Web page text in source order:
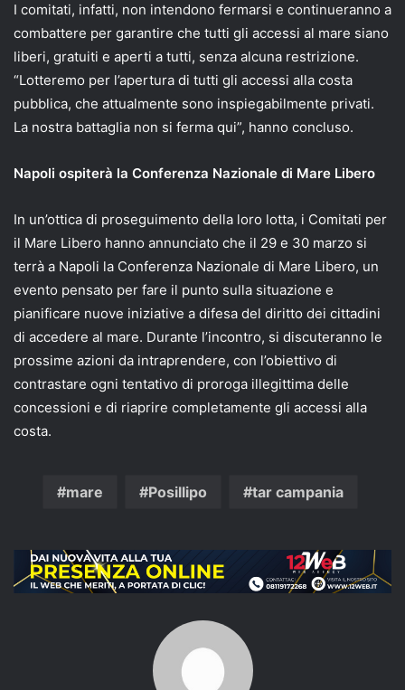
I comitati, infatti, non intendono fermarsi e continueranno a
combattere per garantire che tutti gli accessi al mare siano
liberi, gratuiti e aperti a tutti, senza alcuna restrizione.
“Lotteremo per l’apertura di tutti gli accessi alla costa
pubblica, che attualmente sono inspiegabilmente privati.
La nostra battaglia non si ferma qui”, hanno concluso.
Napoli ospiterà la Conferenza Nazionale di Mare Libero
In un’ottica di proseguimento della loro lotta, i Comitati per
il Mare Libero hanno annunciato che il 29 e 30 marzo si
terrà a Napoli la Conferenza Nazionale di Mare Libero, un
evento pensato per fare il punto sulla situazione e
pianificare nuove iniziative a difesa del diritto dei cittadini
di accedere al mare. Durante l’incontro, si discuteranno le
prossime azioni da intraprendere, con l’obiettivo di
contrastare ogni tentativo di proroga illegittima delle
concessioni e di riaprire completamente gli accessi alla
costa.
mare Posillipo tar campania